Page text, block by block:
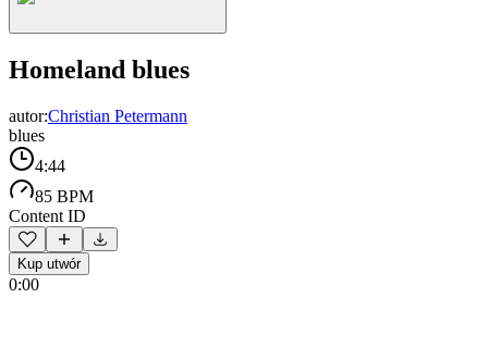
Homeland blues
autor:Christian Petermann
blues
4:44
85 BPM
Content ID
Kup utwór
0:00